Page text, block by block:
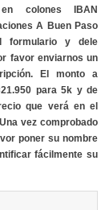
colones IBAN
A Buen Paso
formulario y dele
favor enviarnos un
El monto a
para 5k y de
que verá en el
vez comprobado
poner su nombre
fácilmente su